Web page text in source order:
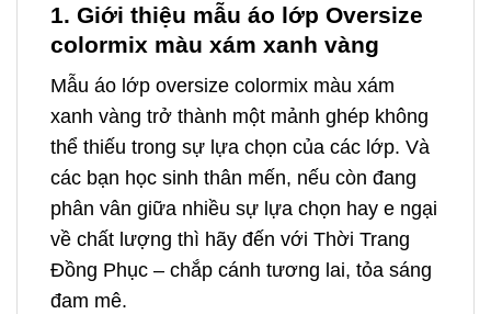
1. Giới thiệu mẫu áo lớp Oversize
colormix màu xám xanh vàng
Mẫu áo lớp oversize colormix màu xám
xanh vàng trở thành một mảnh ghép không
thể thiếu trong sự lựa chọn của các lớp. Và
các bạn học sinh thân mến, nếu còn đang
phân vân giữa nhiều sự lựa chọn hay e ngại
về chất lượng thì hãy đến với Thời Trang
Đồng Phục – chắp cánh tương lai, tỏa sáng
đam mê.